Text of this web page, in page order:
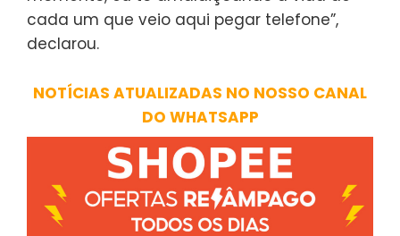
cada um que veio aqui pegar telefone”,
declarou.
NOTÍCIAS ATUALIZADAS NO NOSSO CANAL
DO WHATSAPP